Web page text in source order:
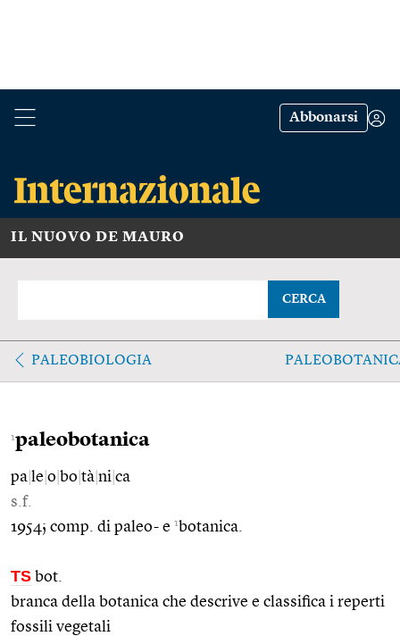
Abbonarsi
IL NUOVO DE MAURO
CERCA
PALEOBIOLOGIA
1paleobotanica
pa le o bo tà ni ca
s.f.
1954; comp. di paleo- e 1botanica.
TS bot.
branca della botanica che descrive e classifica i reperti
fossili vegetali